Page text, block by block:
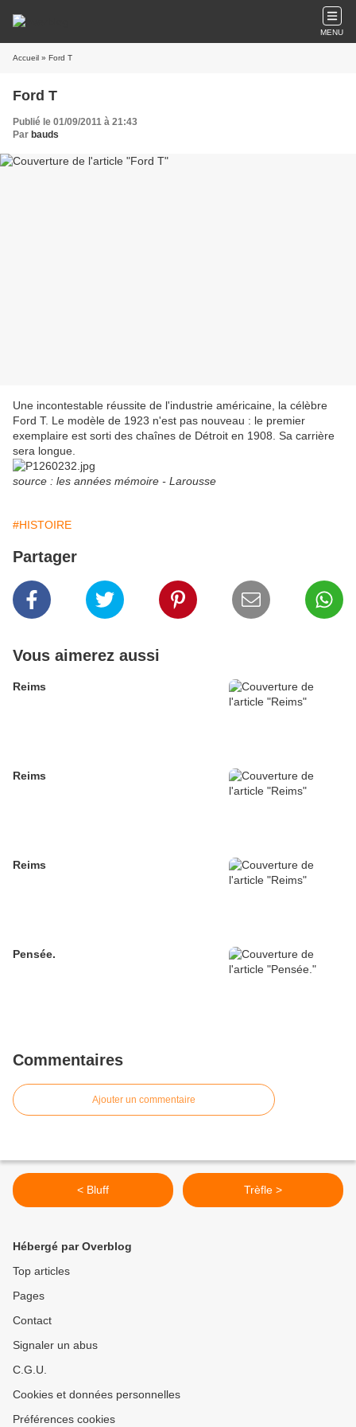
MENU
Accueil » Ford T
Ford T
Publié le 01/09/2011 à 21:43
Par bauds
Une incontestable réussite de l'industrie américaine, la célèbre
Ford T. Le modèle de 1923 n'est pas nouveau : le premier
exemplaire est sorti des chaînes de Détroit en 1908. Sa carrière
sera longue.
source : les années mémoire - Larousse
#HISTOIRE
Partager
Vous aimerez aussi
Reims
Reims
Reims
Pensée.
Commentaires
Ajouter un commentaire
< Bluff Trèfle >
Hébergé par Overblog
Top articles
Pages
Contact
Signaler un abus
C.G.U.
Cookies et données personnelles
Préférences cookies